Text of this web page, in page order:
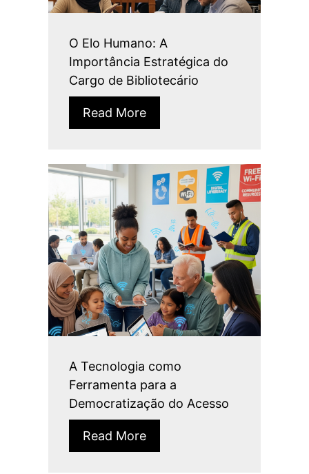
O Elo Humano: A
Importância Estratégica do
Cargo de Bibliotecário
Read More
A Tecnologia como
Ferramenta para a
Democratização do Acesso
Read More